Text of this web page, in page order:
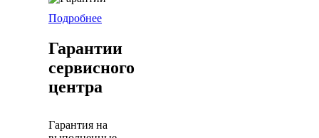
Подробнее
Гарантии
сервисного
центра
Гарантия на